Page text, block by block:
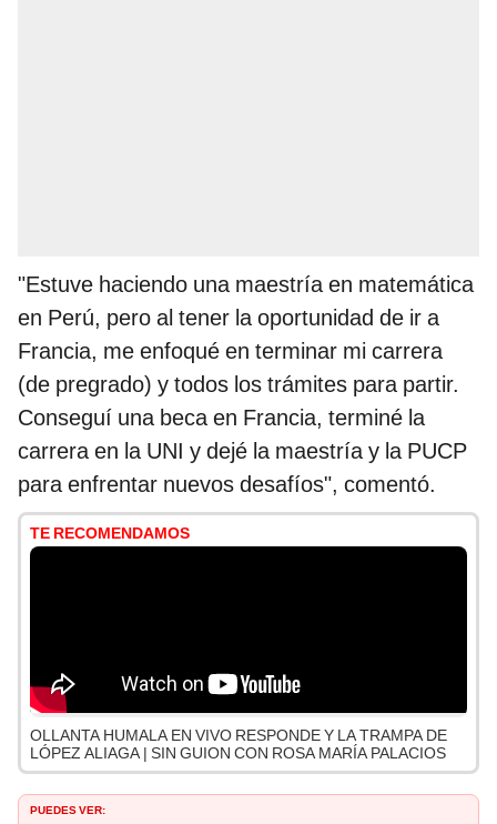
"Estuve haciendo una maestría en matemática
en Perú, pero al tener la oportunidad de ir a
Francia, me enfoqué en terminar mi carrera
(de pregrado) y todos los trámites para partir.
Conseguí una beca en Francia, terminé la
carrera en la UNI y dejé la maestría y la PUCP
para enfrentar nuevos desafíos", comentó.
TE RECOMENDAMOS
OLLANTA HUMALA EN VIVO RESPONDE Y LA TRAMPA DE
LÓPEZ ALIAGA | SIN GUION CON ROSA MARÍA PALACIOS
PUEDES VER: